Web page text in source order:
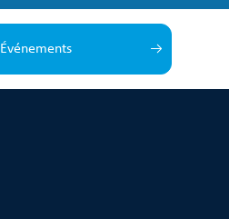
Événements